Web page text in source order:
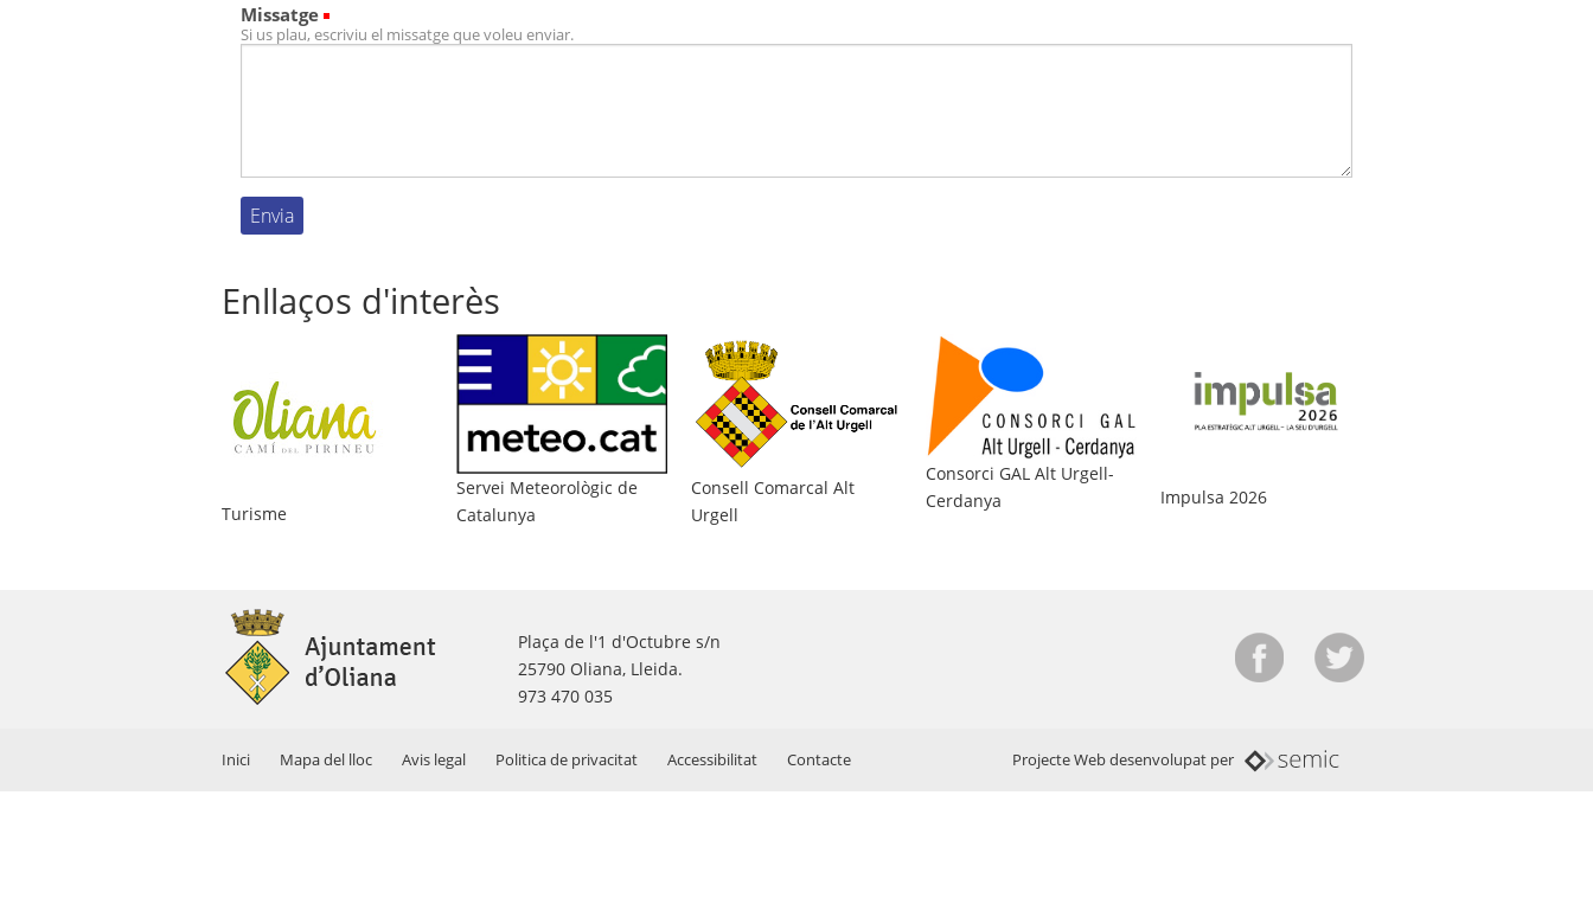
Missatge
Si us plau, escriviu el missatge que voleu enviar.
Enllaços d'interès
Turisme
Servei Meteorològic de
Catalunya
Consell Comarcal Alt
Urgell
Consorci GAL Alt Urgell-
Cerdanya
Impulsa 2026
Plaça de l'1 d'Octubre s/n
25790 Oliana, Lleida.
973 470 035
Inici Mapa del lloc Avis legal Politica de privacitat Accessibilitat Contacte Projecte Web desenvolupat per